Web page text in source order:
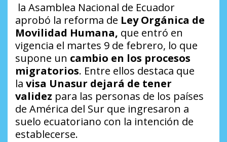
la Asamblea Nacional de Ecuador
aprobó la reforma de Ley Orgánica de
Movilidad Humana, que entró en
vigencia el martes 9 de febrero, lo que
supone un cambio en los procesos
migratorios. Entre ellos destaca que
la visa Unasur dejará de tener
validez para las personas de los países
de América del Sur que ingresaron a
suelo ecuatoriano con la intención de
establecerse.